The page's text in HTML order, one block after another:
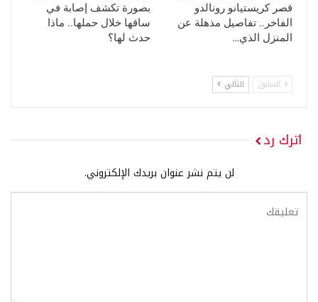
قصر كريستيانو رونالدو
الفاخر.. تفاصيل مذهلة عن
المنزل الذي…
بصورة تكشف إصابة في
ساقها خلال حملها.. ماذا
حدث لها؟
السابق التالي
اترك رد
لن يتم نشر عنوان بريدك الإلكتروني.